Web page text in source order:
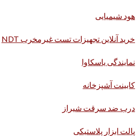
هود شیمیایی
خرید آنلاین تجهیزات تست غیرمخرب NDT
نمایندگی یاسکاوا
کابینت آشپزخانه
درب ضد سرقت شیراز
پالت ابزار پلاستیکی